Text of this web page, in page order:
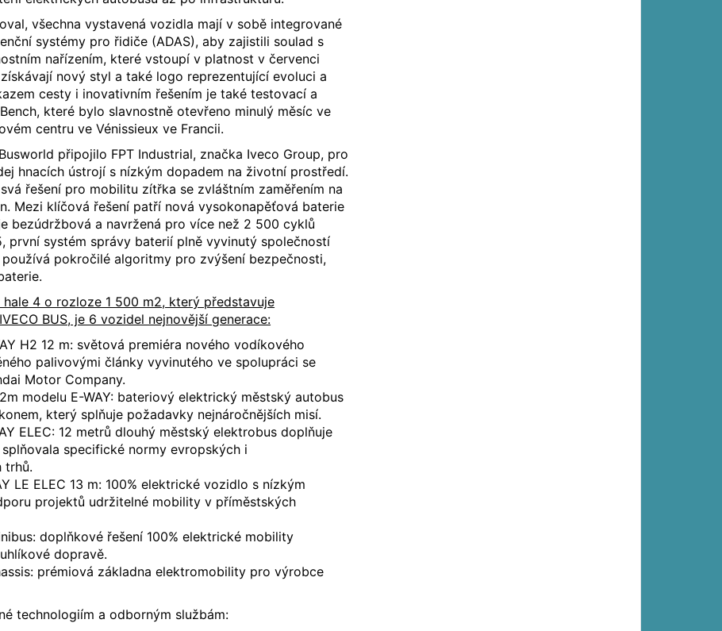
všechna vystavená vozidla mají v sobě integrované
systémy pro řidiče (ADAS), aby zajistili soulad s
nařízením, které vstoupí v platnost v červenci
nový styl a také logo reprezentující evoluci a
cesty i inovativním řešením je také testovací a
které bylo slavnostně otevřeno minulý měsíc ve
centru ve Vénissieux ve Francii.
připojilo FPT Industrial, značka Iveco Group, pro
hnacích ústrojí s nízkým dopadem na životní prostředí.
řešení pro mobilitu zítřka se zvláštním zaměřením na
Mezi klíčová řešení patří nová vysokonapěťová baterie
bezúdržbová a navržená pro více než 2 500 cyklů
první systém správy baterií plně vyvinutý společností
používá pokročilé algoritmy pro zvýšení bezpečnosti,
hale 4 o rozloze 1 500 m2, který představuje
BUS, je 6 vozidel nejnovější generace:
H2 12 m: světová premiéra nového vodíkového
palivovými články vyvinutého ve spolupráci se
Motor Company.
modelu E-WAY: bateriový elektrický městský autobus
který splňuje požadavky nejnáročnějších misí.
ELEC: 12 metrů dlouhý městský elektrobus doplňuje
specifické normy evropských i
trhů.
LE ELEC 13 m: 100% elektrické vozidlo s nízkým
projektů udržitelné mobility v příměstských
doplňkové řešení 100% elektrické mobility
dopravě.
prémiová základna elektromobility pro výrobce
technologiím a odborným službám: